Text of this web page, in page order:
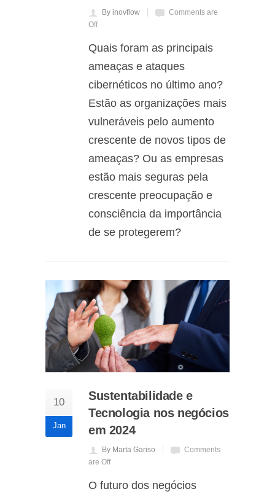
By inovflow
Comments are
Off
Quais foram as principais
ameaças e ataques
cibernéticos no último ano?
Estão as organizações mais
vulneráveis pelo aumento
crescente de novos tipos de
ameaças? Ou as empresas
estão mais seguras pela
crescente preocupação e
consciência da importância
de se protegerem?
10
Jan
Sustentabilidade e
Tecnologia nos negócios
em 2024
By Marta Gariso
Comments
are Off
O futuro dos negócios